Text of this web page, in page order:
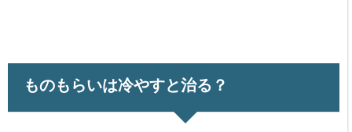
ものもらいは冷やすと治る？